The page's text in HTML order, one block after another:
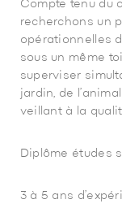
Compte tenu du
recherchons un
opérationnelles
sous un même
superviser
jardin, de
veillant à la
Diplôme études
3 à 5 ans